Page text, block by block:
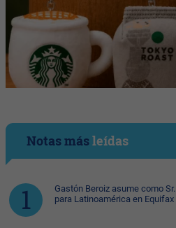
Notas másleídas
Gastón Beroiz asume como
para Latinoamérica en Equifax